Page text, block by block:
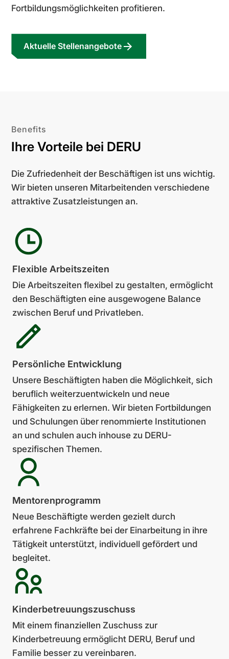
Fortbildungsmöglichkeiten profitieren.
Aktuelle Stellenangebote
Benefits
Ihre Vorteile bei DERU
Die Zufriedenheit der Beschäftigen ist uns wichtig.
Wir bieten unseren Mitarbeitenden verschiedene
attraktive Zusatzleistungen an.
Flexible Arbeits­zeiten
Die Arbeitszeiten flexibel zu gestalten, ermöglicht
den Beschäftigten eine aus­ge­wogene Balance
zwischen Beruf und Privatleben.
Persönliche Entwick­lung
Unsere Beschäftigten haben die Möglichkeit, sich
beruflich weiterzuentwickeln und neue
Fähigkeiten zu erlernen. Wir bieten Fortbildungen
und Schulungen über renommierte Institutionen
an und schulen auch inhouse zu DERU-
spezifischen Themen.
Mentoren­pro­gramm
Neue Beschäftigte werden gezielt durch
erfahrene Fachkräfte bei der Ein­arbeitung in ihre
Tätigkeit unterstützt, individuell gefördert und
begleitet.
Kinder­bet­reu­ungs­zu­schuss
Mit einem finanziellen Zu­schuss zur
Kinderbetreuung ermöglicht DERU, Beruf und
Familie besser zu vereinbaren.